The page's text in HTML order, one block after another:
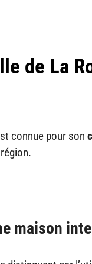
de La
connue pour son
maison